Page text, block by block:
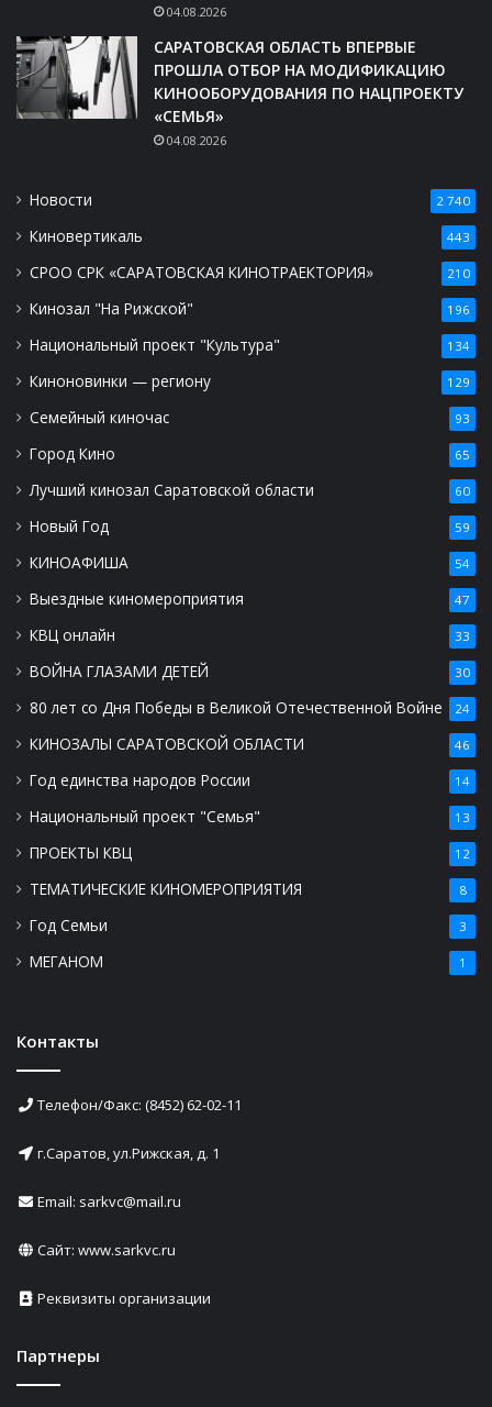
04.08.2026
САРАТОВСКАЯ ОБЛАСТЬ ВПЕРВЫЕ
ПРОШЛА ОТБОР НА МОДИФИКАЦИЮ
КИНООБОРУДОВАНИЯ ПО НАЦПРОЕКТУ
«СЕМЬЯ»
04.08.2026
Новости 2 740
Киновертикаль 443
СРОО СРК «САРАТОВСКАЯ КИНОТРАЕКТОРИЯ» 210
Кинозал "На Рижской" 196
Национальный проект "Культура" 134
Киноновинки — региону 129
Семейный киночас 93
Город Кино 65
Лучший кинозал Саратовской области 60
Новый Год 59
КИНОАФИША 54
Выездные киномероприятия 47
КВЦ онлайн 33
ВОЙНА ГЛАЗАМИ ДЕТЕЙ 30
80 лет со Дня Победы в Великой Отечественной Войне 24
КИНОЗАЛЫ САРАТОВСКОЙ ОБЛАСТИ 46
Год единства народов России 14
Национальный проект "Семья" 13
ПРОЕКТЫ КВЦ 12
ТЕМАТИЧЕСКИЕ КИНОМЕРОПРИЯТИЯ 8
Год Семьи 3
МЕГАНОМ 1
Контакты
Телефон/Факс: (8452) 62-02-11
г.Саратов, ул.Рижская, д. 1
Email: sarkvc@mail.ru
Сайт: www.sarkvc.ru
Реквизиты организации
Партнеры